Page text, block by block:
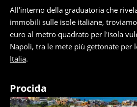
All'interno della graduatoria che
immobili sulle isole italiane,
euro al metro quadrato per l'isola
Napoli, tra le mete più gettonate per
Italia.
Procida